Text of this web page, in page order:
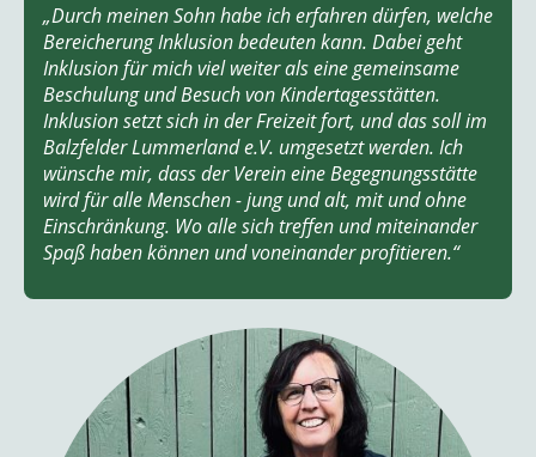
„Durch meinen Sohn habe ich erfahren dürfen, welche
Bereicherung Inklusion bedeuten kann. Dabei geht
Inklusion für mich viel weiter als eine gemeinsame
Beschulung und Besuch von Kindertagesstätten.
Inklusion setzt sich in der Freizeit fort, und das soll im
Balzfelder Lummerland e.V. umgesetzt werden. Ich
wünsche mir, dass der Verein eine Begegnungsstätte
wird für alle Menschen - jung und alt, mit und ohne
Einschränkung. Wo alle sich treffen und miteinander
Spaß haben können und voneinander profitieren.“